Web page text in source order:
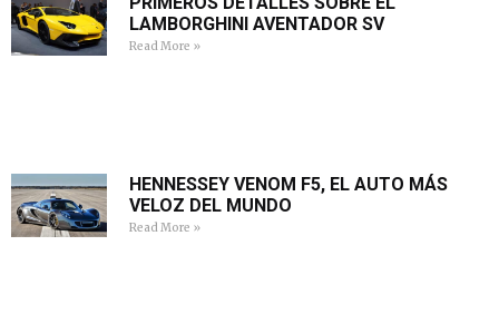
LAMBORGHINI AVENTADOR SV
Read More »
HENNESSEY VENOM F5, EL AUTO MÁS
VELOZ DEL MUNDO
Read More »